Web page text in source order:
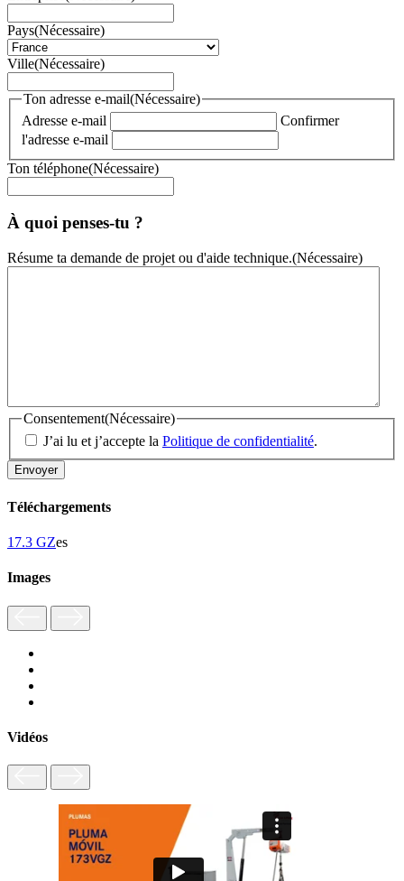
Pays(Nécessaire)
Ville(Nécessaire)
Ton adresse e-mail(Nécessaire)
Adresse e-mail
Confirmer
l'adresse e-mail
Ton téléphone(Nécessaire)
À quoi penses-tu ?
Résume ta demande de projet ou d'aide technique.(Nécessaire)
Consentement(Nécessaire)
J’ai lu et j’accepte la Politique de confidentialité.
Téléchargements
17.3 GZes
Images
Vidéos